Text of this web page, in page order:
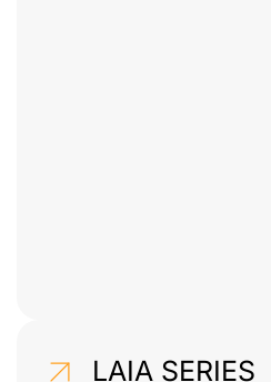
LAIA SERIES